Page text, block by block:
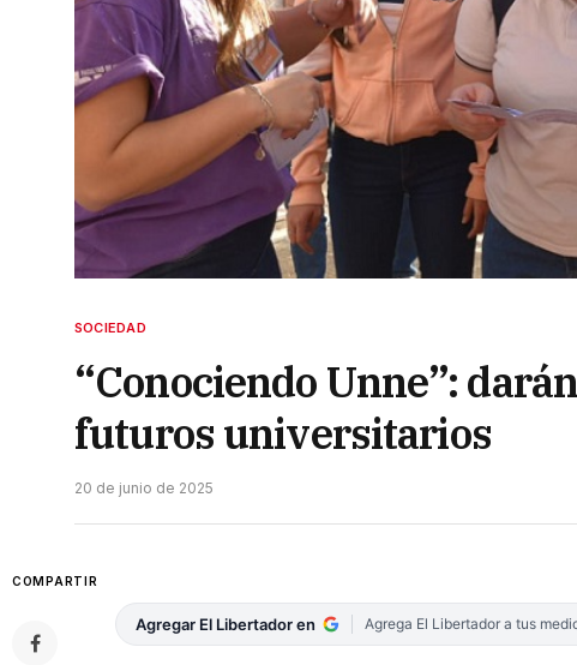
SOCIEDAD
“Conociendo Unne”:
futuros universitarios
20 de junio de 2025
COMPARTIR
Agregar El Libertador en Agrega El Libertador a tus